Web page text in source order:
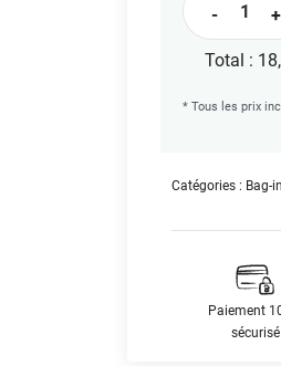
-
de
BIB
L
+
Total :
* Tous les prix
Catégories : Bag-
Paiement
sécurisé